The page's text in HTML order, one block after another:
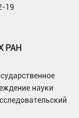
19
РАН
науки